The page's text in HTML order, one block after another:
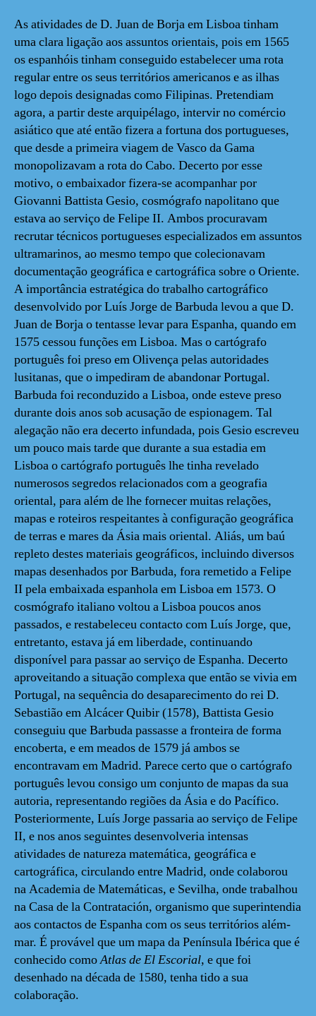
As atividades de D. Juan de Borja em Lisboa tinham
uma clara ligação aos assuntos orientais, pois em 1565
os espanhóis tinham conseguido estabelecer uma rota
regular entre os seus territórios americanos e as ilhas
logo depois designadas como Filipinas. Pretendiam
agora, a partir deste arquipélago, intervir no comércio
asiático que até então fizera a fortuna dos portugueses,
que desde a primeira viagem de Vasco da Gama
monopolizavam a rota do Cabo. Decerto por esse
motivo, o embaixador fizera-se acompanhar por
Giovanni Battista Gesio, cosmógrafo napolitano que
estava ao serviço de Felipe II. Ambos procuravam
recrutar técnicos portugueses especializados em assuntos
ultramarinos, ao mesmo tempo que colecionavam
documentação geográfica e cartográfica sobre o Oriente.
A importância estratégica do trabalho cartográfico
desenvolvido por Luís Jorge de Barbuda levou a que D.
Juan de Borja o tentasse levar para Espanha, quando em
1575 cessou funções em Lisboa. Mas o cartógrafo
português foi preso em Olivença pelas autoridades
lusitanas, que o impediram de abandonar Portugal.
Barbuda foi reconduzido a Lisboa, onde esteve preso
durante dois anos sob acusação de espionagem. Tal
alegação não era decerto infundada, pois Gesio escreveu
um pouco mais tarde que durante a sua estadia em
Lisboa o cartógrafo português lhe tinha revelado
numerosos segredos relacionados com a geografia
oriental, para além de lhe fornecer muitas relações,
mapas e roteiros respeitantes à configuração geográfica
de terras e mares da Ásia mais oriental. Aliás, um baú
repleto destes materiais geográficos, incluindo diversos
mapas desenhados por Barbuda, fora remetido a Felipe
II pela embaixada espanhola em Lisboa em 1573. O
cosmógrafo italiano voltou a Lisboa poucos anos
passados, e restabeleceu contacto com Luís Jorge, que,
entretanto, estava já em liberdade, continuando
disponível para passar ao serviço de Espanha. Decerto
aproveitando a situação complexa que então se vivia em
Portugal, na sequência do desaparecimento do rei D.
Sebastião em Alcácer Quibir (1578), Battista Gesio
conseguiu que Barbuda passasse a fronteira de forma
encoberta, e em meados de 1579 já ambos se
encontravam em Madrid. Parece certo que o cartógrafo
português levou consigo um conjunto de mapas da sua
autoria, representando regiões da Ásia e do Pacífico.
Posteriormente, Luís Jorge passaria ao serviço de Felipe
II, e nos anos seguintes desenvolveria intensas
atividades de natureza matemática, geográfica e
cartográfica, circulando entre Madrid, onde colaborou
na Academia de Matemáticas, e Sevilha, onde trabalhou
na Casa de la Contratación, organismo que superintendia
aos contactos de Espanha com os seus territórios além-
mar. É provável que um mapa da Península Ibérica que é
conhecido comoAtlas de El Escorial, e que foi
desenhado na década de 1580, tenha tido a sua
colaboração.